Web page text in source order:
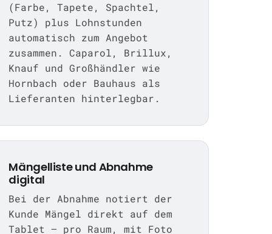
(Farbe, Tapete, Spachtel,
Putz) plus Lohnstunden
automatisch zum Angebot
zusammen. Caparol, Brillux,
Knauf und Großhändler wie
Hornbach oder Bauhaus als
Lieferanten hinterlegbar.
Mängelliste und Abnahme
digital
Bei der Abnahme notiert der
Kunde Mängel direkt auf dem
Tablet — pro Raum, mit Foto